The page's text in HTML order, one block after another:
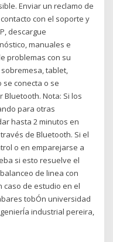
Enviar un reclamo de
con el soporte y
descargue
manuales e
problemas con su
tablet,
se conecta o se
Nota: Si los
para otras
hasta 2 minutos en
de Bluetooth. Si el
o en emparejarse a
si esto resuelve el
de linea con
caso de estudio en el
tobÓn universidad
industrial pereira,